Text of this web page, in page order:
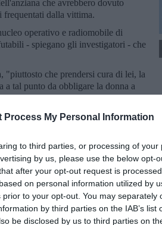
Process My Personal Information
to third parties, or processing of your
by us, please use the below opt-
after your opt-out request is
on personal information utilized by
to your opt-out. You may separately
by third parties on the IAB’s list
be disclosed by us to third parties on
che avrebbero dovuto
frequentati dalla vittima.
operativo e radiomobile di
- spiegano gli investigatori - che
"piuttosto che prendersi cura di lei, la
a tal punto da obbligare la donna a
ilividi e le contusioni riscontrati
sospetti tra gli
le avevano prestato le cure.
sui presunti maltrattamenti e,
"estremamente premurosi e
però portato alla luce le violenze.